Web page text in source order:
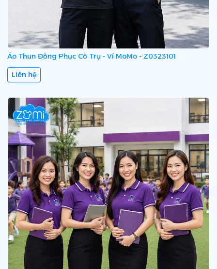
Áo Thun Đồng Phục Cổ Trụ - Ví MoMo - Z0323101
Liên hệ